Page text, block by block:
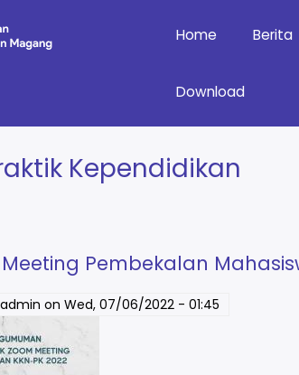
Home Berita
Download
Kependidikan
Pembekalan
admin on Wed, 07/06/2022 - 01:45